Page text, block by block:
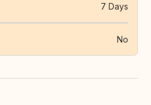
7 Days
No